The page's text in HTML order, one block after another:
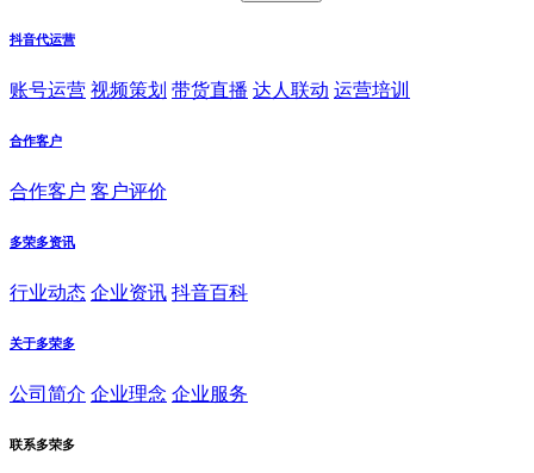
抖音代运营
账号运营 视频策划 带货直播 达人联动 运营培训
合作客户
合作客户 客户评价
多荣多资讯
行业动态 企业资讯 抖音百科
关于多荣多
公司简介 企业理念 企业服务
联系多荣多